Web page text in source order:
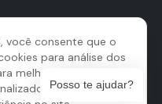
, você consente que o
para análise dos
melhorar o nosso
e para lhe
Posso te ajudar?